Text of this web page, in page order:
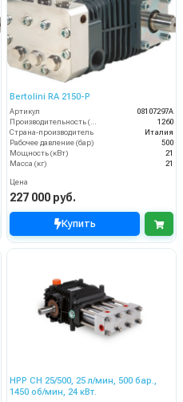
Bertolini RA 2150-P
Артикул
08107297A
Производительность (л/ч)
1260
Страна-производитель
Италия
Рабочее давление (бар)
500
Мощность (кВт)
21
Масса (кг)
21
Цена
227 000 руб.
Купить
HPP CH 25/500, 25 л/мин, 500 бар.,
1450 об/мин, 24 кВт.